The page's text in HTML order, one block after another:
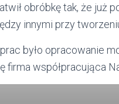
obróbkę tak, że już
innymi przy
było opracowanie
firma współpracująca